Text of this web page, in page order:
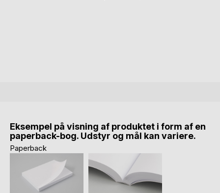
Eksempel på visning af produktet i form af en
paperback-bog. Udstyr og mål kan variere.
Paperback